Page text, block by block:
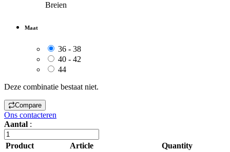
Breien
Maat
36 - 38
40 - 42
44
Deze combinatie bestaat niet.
Compare
Ons contacteren
Aantal :
Product Article
Quantity